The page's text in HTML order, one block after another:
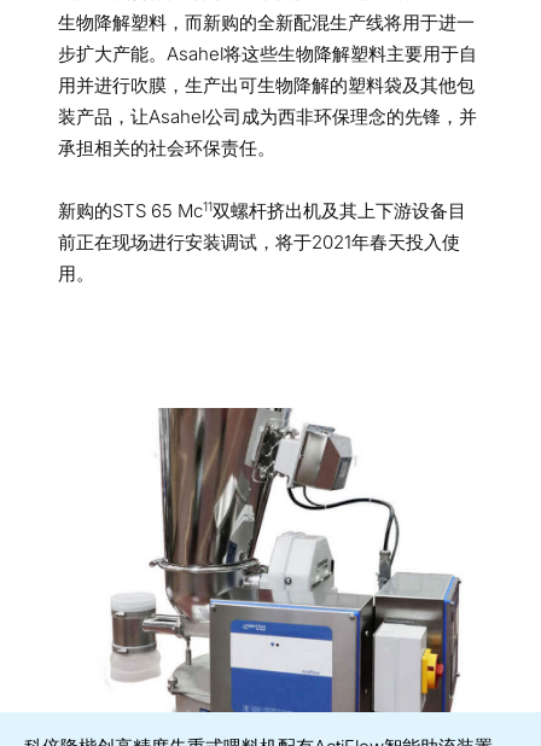
生物降解塑料，而新购的全新配混生产线将用于进一
步扩大产能。Asahel将这些生物降解塑料主要用于自
用并进行吹膜，生产出可生物降解的塑料袋及其他包
装产品，让Asahel公司成为西非环保理念的先锋，并
承担相关的社会环保责任。
新购的STS 65 Mc11双螺杆挤出机及其上下游设备目
前正在现场进行安装调试，将于2021年春天投入使
用。